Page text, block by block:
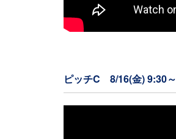
ピッチC 8/16(金) 9:30～